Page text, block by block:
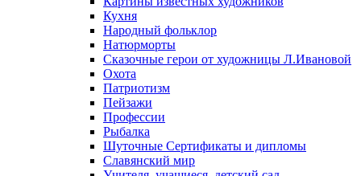
Кухня
Народный фольклор
Натюрморты
Сказочные герои от художницы Л.Ивановой
Охота
Патриотизм
Пейзажи
Профессии
Рыбалка
Шуточные Сертификаты и дипломы
Славянский мир